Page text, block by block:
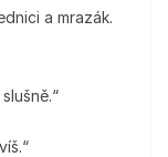
a mrazák.